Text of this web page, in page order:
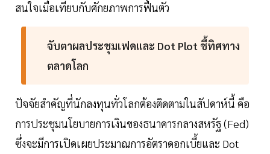
สนใจเมื่อเทียบกับศักยภาพการฟื้นตัว
จับตาผลประชุมเฟดและ Dot Plot ชี้ทิศทาง
ตลาดโลก
ปัจจัยสำคัญที่นักลงทุนทั่วโลกต้องติดตามในสัปดาห์นี้ คือ
การประชุมนโยบายการเงินของธนาคารกลางสหรัฐ (Fed)
ซึ่งจะมีการเปิดเผยประมาณการอัตราดอกเบี้ยและ Dot